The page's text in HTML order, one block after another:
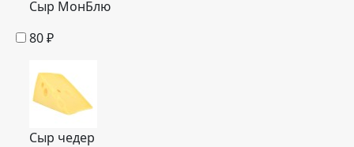
Сыр МонБлю
80₽
Сыр чедер